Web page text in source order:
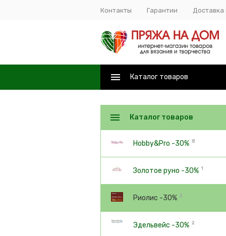
Контакты Гарантии Доставка
Каталог товаров
Каталог товаров
Hobby&Pro -30% 8
Золотое руно -30% 1
Риолис -30% 2
Эдельвейс -30% 2